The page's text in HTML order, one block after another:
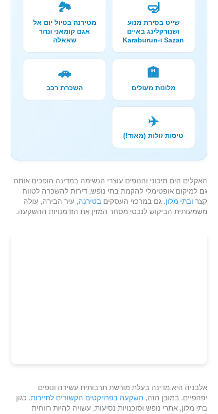
🤿
שייט בסירת מנוע
ושנורקלינג באיים
Sazan ו-Karaburun
🏞️
מטירנה בטיול יום אל
אגם קומאני ונהר
שאאלה
🏨
מלונות מעולים
🚗
השכרת רכב
✈️
טיסות זולות (מאוד!)
האקלים הים תיכוני והנופים עוצרי הנשימה במדינה הופכים אותה
גם למיקום אופטימלי להקמת בתי נופש, דירות להשכרה לטווח
קצר ובתי מלון. גם במרכזי העסקים בטירנה, עיר הבירה, עולה
משמעותית הביקוש לנכסי מסחר המזין את הזדמנויות ההשקעה.
אלבניה היא מדינה בעלת מורשת תרבותית עשירה ונופים
יפהפיים. במובן הזה, השקעה בפרויקטים הקשורים לתיירות, כגון
בתי מלון, אתרי נופש וסוכנויות נסיעות, עשויה להיות רווחית